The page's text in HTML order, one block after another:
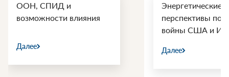
ООН, СПИД и
возможности влияния
Далее
Энергетические
перспективы
войны США и
Далее